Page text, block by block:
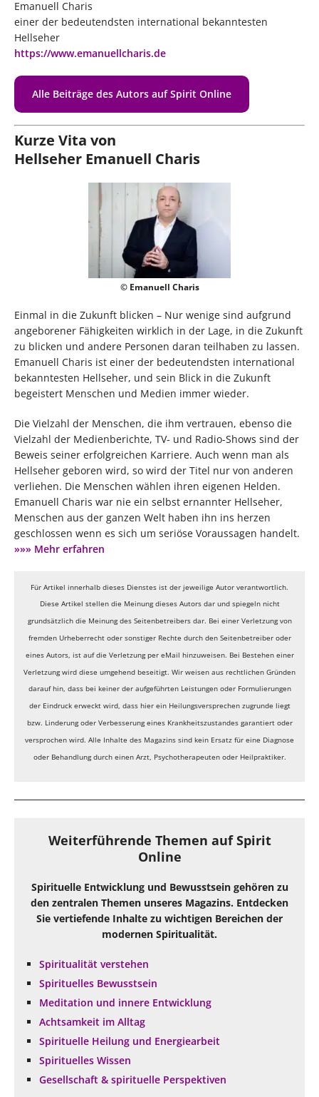
Emanuell Charis
einer der bedeutendsten international bekanntesten
Hellseher
https://www.emanuellcharis.de
Alle Beiträge des Autors auf Spirit Online
Kurze Vita von
Hellseher Emanuell Charis
© Emanuell Charis
Einmal in die Zukunft blicken – Nur wenige sind aufgrund
angeborener Fähigkeiten wirklich in der Lage, in die Zukunft
zu blicken und andere Personen daran teilhaben zu lassen.
Emanuell Charis ist einer der bedeutendsten international
bekanntesten Hellseher, und sein Blick in die Zukunft
begeistert Menschen und Medien immer wieder.
Die Vielzahl der Menschen, die ihm vertrauen, ebenso die
Vielzahl der Medienberichte, TV- und Radio-Shows sind der
Beweis seiner erfolgreichen Karriere. Auch wenn man als
Hellseher geboren wird, so wird der Titel nur von anderen
verliehen. Die Menschen wählen ihren eigenen Helden.
Emanuell Charis war nie ein selbst ernannter Hellseher,
Menschen aus der ganzen Welt haben ihn ins herzen
geschlossen wenn es sich um seriöse Voraussagen handelt.
»»» Mehr erfahren
Für Artikel innerhalb dieses Dienstes ist der jeweilige Autor verantwortlich.
Diese Artikel stellen die Meinung dieses Autors dar und spiegeln nicht
grundsätzlich die Meinung des Seitenbetreibers dar. Bei einer Verletzung von
fremden Urheberrecht oder sonstiger Rechte durch den Seitenbetreiber oder
eines Autors, ist auf die Verletzung per eMail hinzuweisen. Bei Bestehen einer
Verletzung wird diese umgehend beseitigt. Wir weisen aus rechtlichen Gründen
darauf hin, dass bei keiner der aufgeführten Leistungen oder Formulierungen
der Eindruck erweckt wird, dass hier ein Heilungsversprechen zugrunde liegt
bzw. Linderung oder Verbesserung eines Krankheitszustandes garantiert oder
versprochen wird. Alle Inhalte des Magazins sind kein Ersatz für eine Diagnose
oder Behandlung durch einen Arzt, Psychotherapeuten oder Heilpraktiker.
Weiterführende Themen auf Spirit
Online
Spirituelle Entwicklung und Bewusstsein gehören zu
den zentralen Themen unseres Magazins. Entdecken
Sie vertiefende Inhalte zu wichtigen Bereichen der
modernen Spiritualität.
Spiritualität verstehen
Spirituelles Bewusstsein
Meditation und innere Entwicklung
Achtsamkeit im Alltag
Spirituelle Heilung und Energiearbeit
Spirituelles Wissen
Gesellschaft & spirituelle Perspektiven